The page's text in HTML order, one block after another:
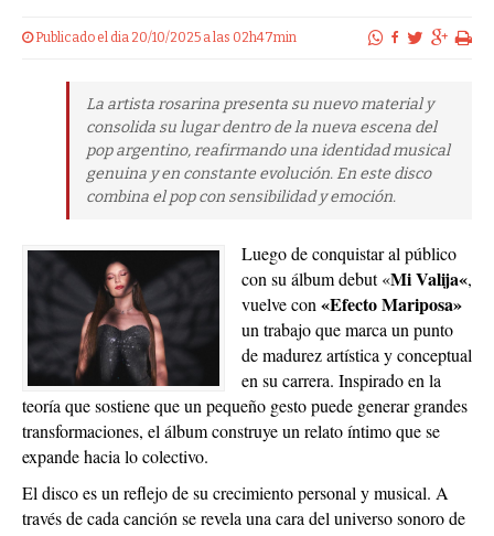
Publicado el dia 20/10/2025 a las 02h47min
La artista rosarina presenta su nuevo material y
consolida su lugar dentro de la nueva escena del
pop argentino, reafirmando una identidad musical
genuina y en constante evolución. En este disco
combina el pop con sensibilidad y emoción.
Luego de conquistar al público
con su álbum debut «Mi Valija«,
vuelve con «Efecto Mariposa»
un trabajo que marca un punto
de madurez artística y conceptual
en su carrera. Inspirado en la
teoría que sostiene que un pequeño gesto puede generar grandes
transformaciones, el álbum construye un relato íntimo que se
expande hacia lo colectivo.
El disco es un reflejo de su crecimiento personal y musical. A
través de cada canción se revela una cara del universo sonoro de